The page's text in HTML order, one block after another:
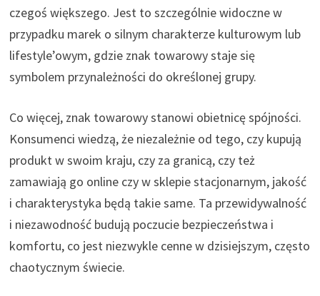
czegoś większego. Jest to szczególnie widoczne w
przypadku marek o silnym charakterze kulturowym lub
lifestyle’owym, gdzie znak towarowy staje się
symbolem przynależności do określonej grupy.
Co więcej, znak towarowy stanowi obietnicę spójności.
Konsumenci wiedzą, że niezależnie od tego, czy kupują
produkt w swoim kraju, czy za granicą, czy też
zamawiają go online czy w sklepie stacjonarnym, jakość
i charakterystyka będą takie same. Ta przewidywalność
i niezawodność budują poczucie bezpieczeństwa i
komfortu, co jest niezwykle cenne w dzisiejszym, często
chaotycznym świecie.